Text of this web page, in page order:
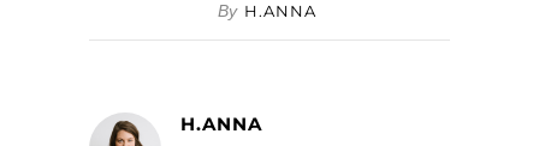
By H.ANNA
H.ANNA